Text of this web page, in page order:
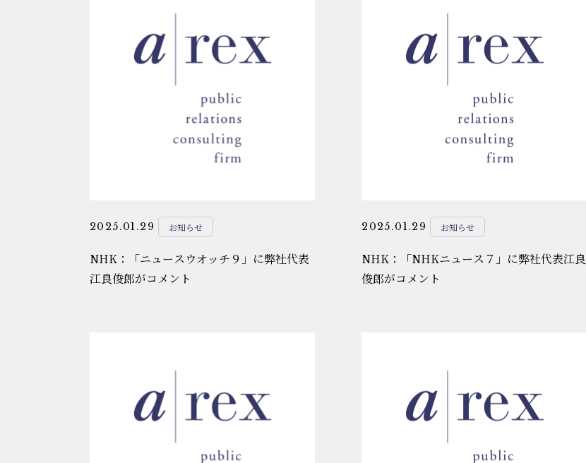
2025.01.29 お知らせ
NHK：「ニュースウオッチ９」に弊社代表
江良俊郎がコメント
2025.01.29 お知らせ
NHK：「NHKニュース７」に弊社代表江良
俊郎がコメント